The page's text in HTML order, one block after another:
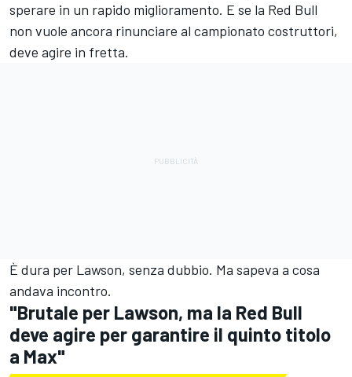
sperare in un rapido miglioramento. E se la Red Bull
non vuole ancora rinunciare al campionato costruttori,
deve agire in fretta.
È dura per Lawson, senza dubbio. Ma sapeva a cosa
andava incontro.
"Brutale per Lawson, ma la Red Bull
deve agire per garantire il quinto titolo
a Max"